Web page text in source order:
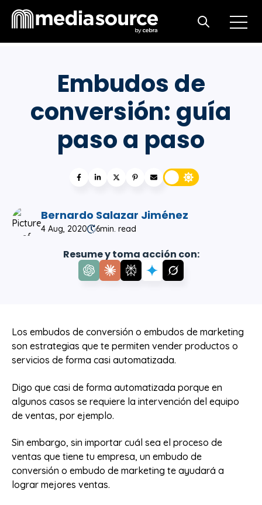
Open
Open search
Embudos de
conversión: guía
paso a paso
Bernardo Salazar Jiménez
4 Aug, 2020 6min. read
Resume y toma acción con:
Los embudos de conversión o embudos de marketing
son estrategias que te permiten vender productos o
servicios de forma casi automatizada.
Digo que casi de forma automatizada porque en
algunos casos se requiere la intervención del equipo
de ventas, por ejemplo.
Sin embargo, sin importar cuál sea el proceso de
ventas que tiene tu empresa, un embudo de
conversión o embudo de marketing te ayudará a
lograr mejores ventas.